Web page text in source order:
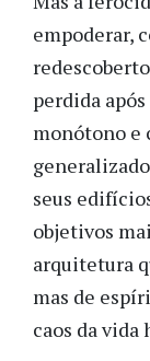
empoderar,
perdida
monótono e
seus
objetivos
arquitetura
mas de
caos da vida